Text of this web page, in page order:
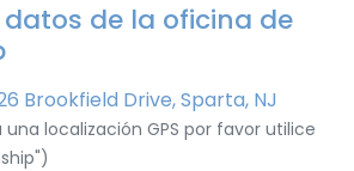
datos de la oficina de
Brookfield Drive, Sparta, NJ
una localización GPS por favor utilice